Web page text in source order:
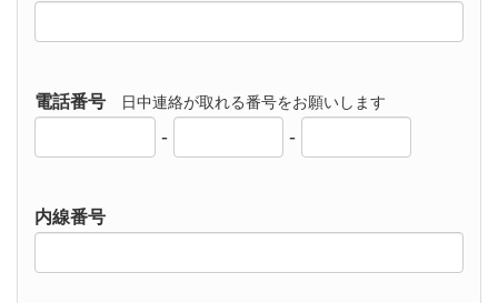
電話番号 日中連絡が取れる番号をお願いします
- -
内線番号